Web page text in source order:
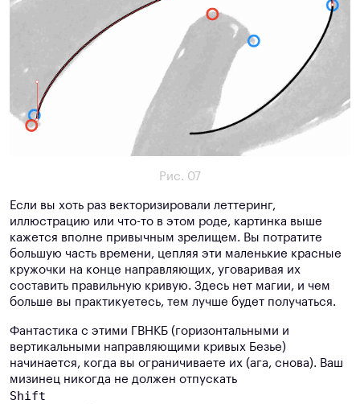
Рис. 07
Если вы хоть раз векторизировали леттеринг,
иллюстрацию или что-то в этом роде, картинка выше
кажется вполне привычным зрелищем. Вы потратите
большую часть времени, цепляя эти маленькие красные
кружочки на конце направляющих, уговаривая их
составить правильную кривую. Здесь нет магии, и чем
больше вы практикуетесь, тем лучше будет получаться.
Фантастика с этими ГВНКБ (горизонтальными и
вертикальными направляющими кривых Безье)
начинается, когда вы ограничиваете их (ага, снова). Ваш
мизинец никогда не должен отпускать
Shift